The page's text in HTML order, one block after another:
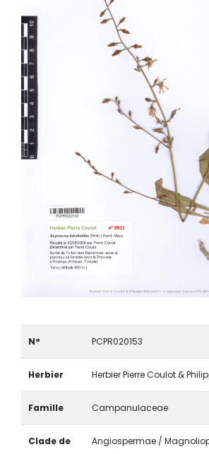
N° PCPR020153
Herbier Herbier Pierre Coulot &
Famille Campanulaceae
Clade de
Angiospermae /